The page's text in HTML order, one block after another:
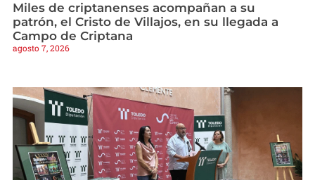
Miles de criptanenses acompañan a su
patrón, el Cristo de Villajos, en su llegada a
Campo de Criptana
agosto 7, 2026